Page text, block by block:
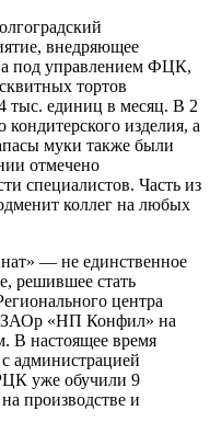
внедряющее
под управлением ФЦК,
тортов
тыс. единиц в месяц. В 2
изделия, а
муки также были
отмечено
специалистов. Часть из
коллег на любых
— не единственное
решившее стать
центра
ЗАОр «НП Конфил» на
В настоящее время
администрацией
уже обучили 9
производстве и